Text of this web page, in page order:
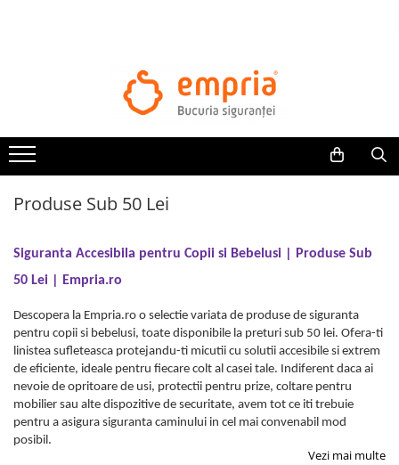
Bariere protectie pentru pat
Protectii mobilier
Protectie colturi mobila copii
Sigurante pentru sertare si usi
Kituri de siguranta pentru copii si
bebelusi
Protectii casa
Protectii utile
Poarta siguranta copii
Produse Sub 50 Lei
Siguranta Accesibila pentru Copii si Bebelusi | Produse Sub
50 Lei | Empria.ro
Descopera la Empria.ro o selectie variata de produse de siguranta
pentru copii si bebelusi, toate disponibile la preturi sub 50 lei. Ofera-ti
linistea sufleteasca protejandu-ti micutii cu solutii accesibile si extrem
de eficiente, ideale pentru fiecare colt al casei tale. Indiferent daca ai
nevoie de opritoare de usi, protectii pentru prize, coltare pentru
mobilier sau alte dispozitive de securitate, avem tot ce iti trebuie
pentru a asigura siguranta caminului in cel mai convenabil mod
posibil.
Vezi mai multe